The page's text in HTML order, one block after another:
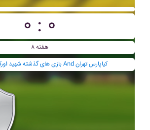
۰ : ۰
هفته ۸
بازی های گذشته شهيد اورکي اسلامشهر And کياپارس تهران